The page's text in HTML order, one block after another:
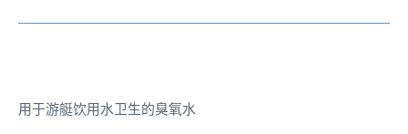
用于游艇饮用水卫生的臭氧水